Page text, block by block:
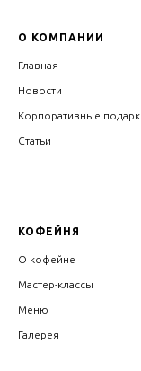
О КОМПАНИИ
Главная
Новости
Корпоративные
Статьи
КОФЕЙНЯ
О кофейне
Мастер-классы
Меню
Галерея